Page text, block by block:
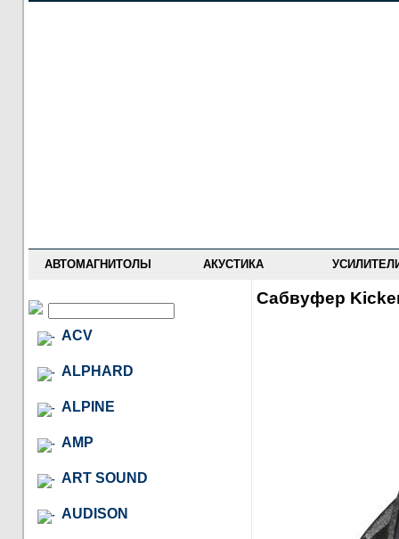
АВТОМАГНИТОЛЫ АКУСТИКА
ACV
ALPHARD
ALPINE
AMP
ART SOUND
AUDISON
Сабвуфер